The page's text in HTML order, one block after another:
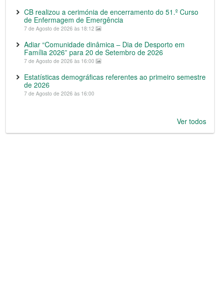
CB realizou a cerimónia de encerramento do 51.º Curso
de Enfermagem de Emergência
7 de Agosto de 2026 às 18:12
Adiar “Comunidade dinâmica – Dia de Desporto em
Família 2026” para 20 de Setembro de 2026
7 de Agosto de 2026 às 16:00
Estatísticas demográficas referentes ao primeiro semestre
de 2026
7 de Agosto de 2026 às 16:00
Ver todos